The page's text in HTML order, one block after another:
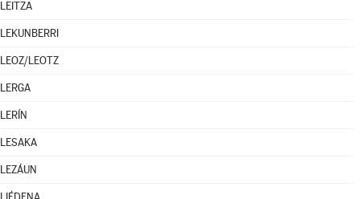
LEITZA
LEKUNBERRI
LEOZ/LEOTZ
LERGA
LERÍN
LESAKA
LEZÁUN